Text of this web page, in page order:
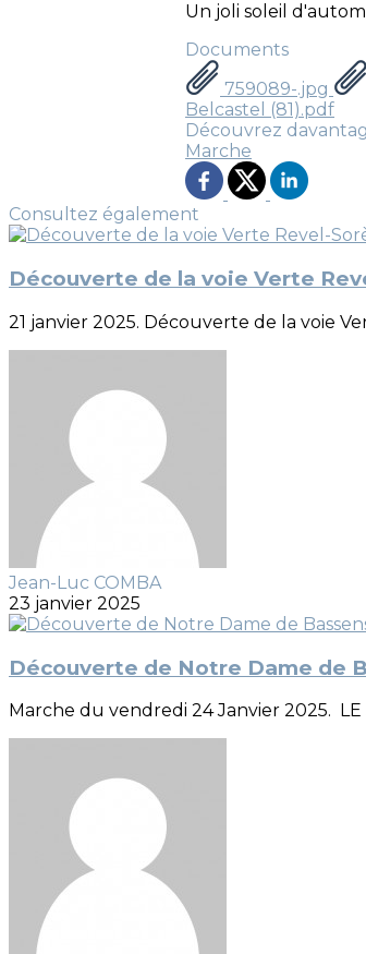
Un joli soleil
Documents
759089-.jpg
Belcastel (81).pdf
Découvrez
Marche
Consultez également
Découverte de la voie Verte
21 janvier 2025. Découverte de la voie
Jean-Luc COMBA
23 janvier 2025
Découverte de Notre Dame de
Marche du vendredi 24 Janvier 2025.